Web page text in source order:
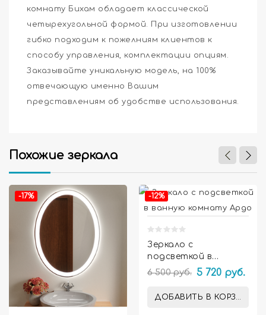
комнату Бихам обладает классической
четырехугольной формой. При изготовлении
гибко подходим к пожелниям клиентов к
способу управления, комплектации опциям.
Заказывайте уникальную модель, на 100%
отвечающую именно Вашим
представлениям об удобстве использования.
Похожие зеркала

-17% -12%
Зеркало с
подсветкой в
ванную комнату
6 500 руб. 5 720 руб.
ДОБАВИТЬ В КОРЗИНУ